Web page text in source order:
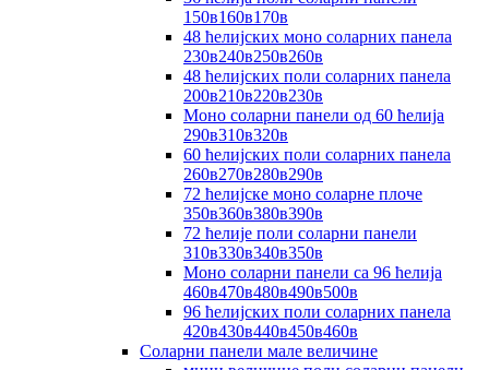
150в160в170в
48 ћелијских моно соларних панела
230в240в250в260в
48 ћелијских поли соларних панела
200в210в220в230в
Моно соларни панели од 60 ћелија
290в310в320в
60 ћелијских поли соларних панела
260в270в280в290в
72 ћелијске моно соларне плоче
350в360в380в390в
72 ћелије поли соларни панели
310в330в340в350в
Моно соларни панели са 96 ћелија
460в470в480в490в500в
96 ћелијских поли соларних панела
420в430в440в450в460в
Соларни панели мале величине